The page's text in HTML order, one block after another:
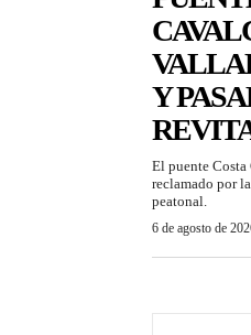
Y
El puente
reclamado por
peatonal.
6 de agosto de